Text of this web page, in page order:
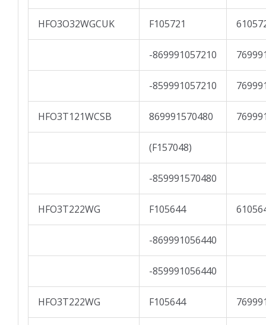
HFO3O32WGCUK F105721
-869991057210
-859991057210
HFO3T121WCSB 869991570480
(F157048)
-859991570480
HFO3T222WG F105644
-869991056440
-859991056440
HFO3T222WG F105644